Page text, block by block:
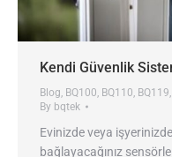
Kendi Güvenlik
Blog, BQ100, BQ110, BQ119,
By bqtek
Evinizde veya
bağlayacağınız sensörler